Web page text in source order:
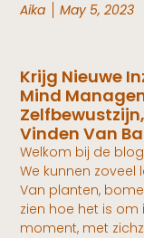
Aika May 5, 2023
Krijg Nieuwe
Mind
Vinden Van
Welkom bij de
We kunnen zoveel
Van planten,
zien hoe het is
moment, met